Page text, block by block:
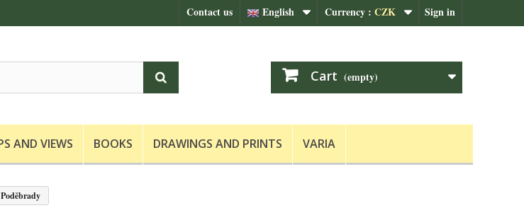
Sign in
Currency : CZK
English
Contact us
Cart (empty)
AND VIEWS BOOKS DRAWINGS AND PRINTS VARIA
Poděbrady